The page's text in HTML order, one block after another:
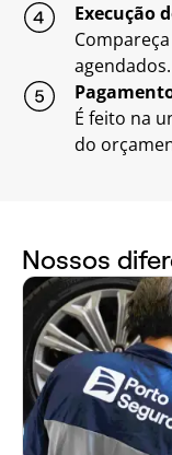
Execução
agendados.
É feito na
do
Nossos